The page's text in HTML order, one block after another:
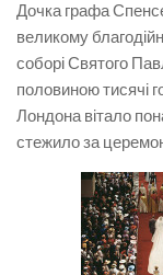
Дочка графа
великому
соборі Святого
половиною тисячі
Лондона вітало
стежило за